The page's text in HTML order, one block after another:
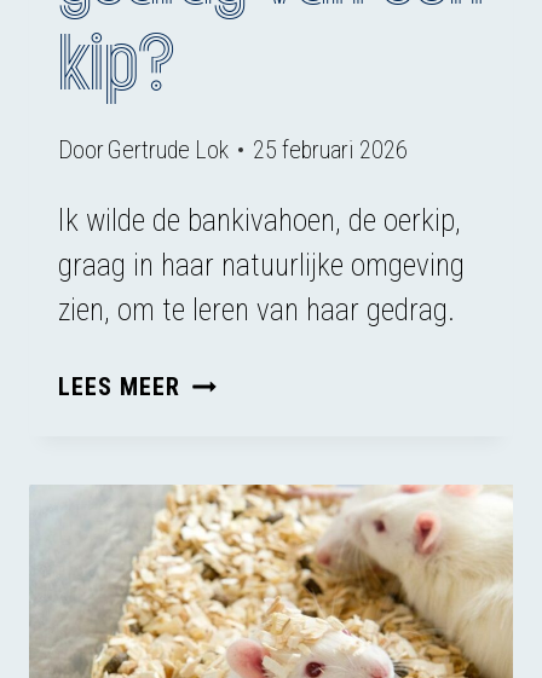
kip?
DoorGertrude Lok 25 februari 2026
Ik wilde de bankivahoen, de oerkip,
graag in haar natuurlijke omgeving
zien, om te leren van haar gedrag.
LEES MEER WAT
NATUURLIJKE
GEDRAG
VAN
EEN
KIP?